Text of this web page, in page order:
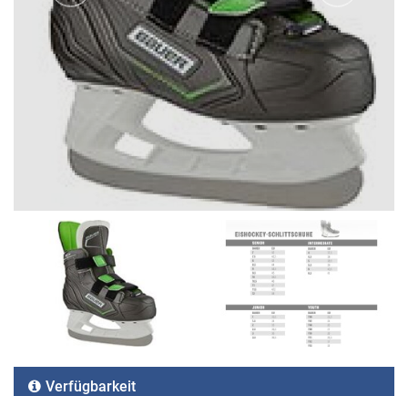
Verfügbarkeit